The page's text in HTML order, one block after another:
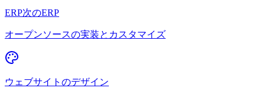
ERP次のERP
オープンソースの実装とカスタマイズ
ウェブサイトのデザイン